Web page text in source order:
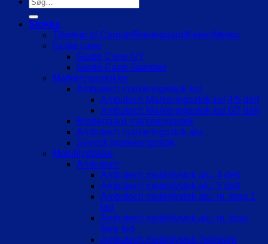
efter:
Stokke
Tilbehør til Comde/Bredegaard/Keller/Merko
Guide cane
Guide Cane NY
Guide Cane Gammel
Markeringsstokke
Ambutech markeringsstok kul.
Ambutech Markeringsstok kul 4/5 delt
Ambutech Markeringsstok kul 6/7 delt
Bredegaard markeringsstok
Ambutech markeringsstok alu.
Svensk markeringsstok
Mobilitystokke
Ambutech
Ambutech mobilitystok alu. 4 delt
Ambutech mobilitystok alu. 5 delt
Ambutech mobilitystok alu. m. krog 1
led
Ambutech mobilitystok alu. m. krog
flere led
Ambutech mobilitystok Teleskop